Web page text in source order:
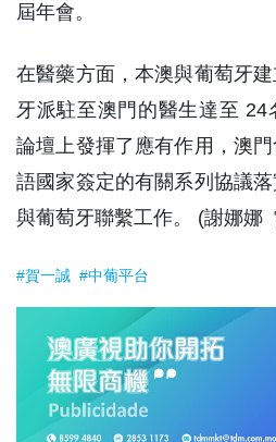
屆年會。
在醫藥方面，本澳與葡萄牙
牙派駐至澳門的醫生達至
論壇上發揮了應有作用，澳
語國家簽定的有關系列協議
與葡萄牙聯繫工作。 (謝娜娜
#賀一誠 #中葡平台